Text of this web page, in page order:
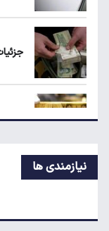
نیازمندی ها